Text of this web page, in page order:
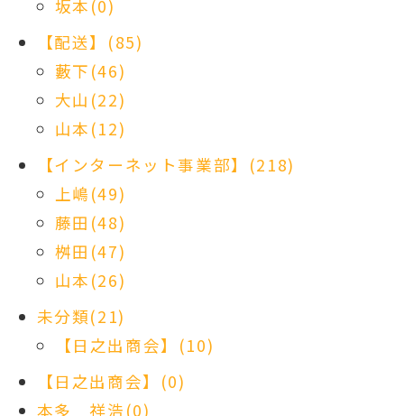
坂本(0)
【配送】(85)
藪下(46)
大山(22)
山本(12)
【インターネット事業部】(218)
上嶋(49)
藤田(48)
桝田(47)
山本(26)
未分類(21)
【日之出商会】(10)
【日之出商会】(0)
本多 祥浩(0)